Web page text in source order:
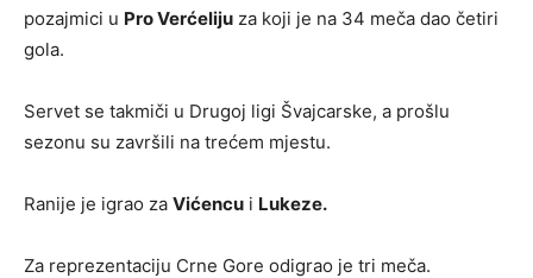
pozajmici u Pro Verćeliju za koji je na 34 meča dao četiri
gola.
Servet se takmiči u Drugoj ligi Švajcarske, a prošlu
sezonu su završili na trećem mjestu.
Ranije je igrao za Vićencu i Lukeze.
Za reprezentaciju Crne Gore odigrao je tri meča.